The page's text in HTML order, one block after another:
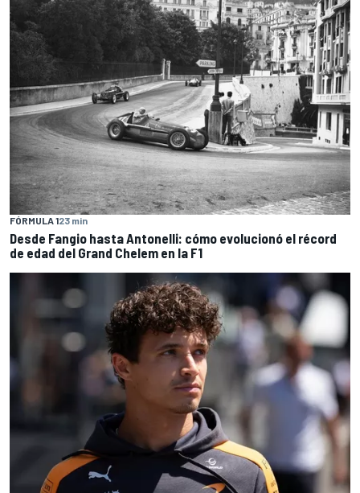
FÓRMULA 123 min
Desde Fangio hasta Antonelli: cómo evolucionó el récord
de edad del Grand Chelem en la F1